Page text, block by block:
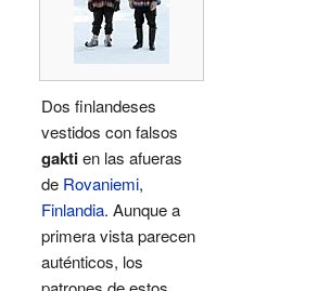
Dos finlandeses
vestidos con falsos
gaktien las afueras
de Rovaniemi,
Finlandia. Aunque a
primera vista parecen
auténticos, los